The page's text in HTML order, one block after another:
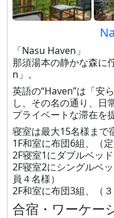
「Nasu Haven」
那須湯本の静かな森に
n」。
英語の“Haven”は「安
し、その名の通り、日
プライベートな滞在を
寝室は最大15名様まで
1F和室に布団6組、（定
2F寝室1にダブルベッ
2F寝室2にシングルベ
員４名様）
2F和室に布団3組、（３
合宿・ワーケー